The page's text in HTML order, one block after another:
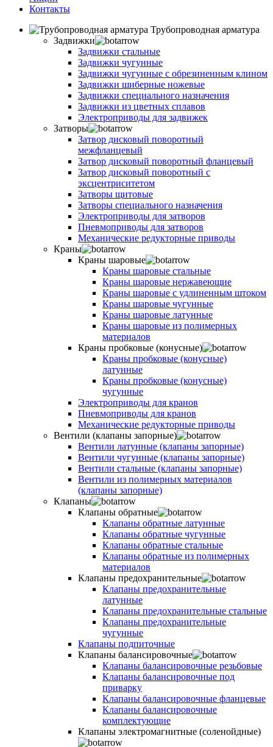
Контакты
Трубопроводная арматура
Задвижки
Задвижки стальные
Задвижки чугунные
Задвижки чугунные с обрезиненным клином
Задвижки шиберные ножевые
Задвижки специального назначения
Задвижки из цветных сплавов
Электроприводы для задвижек
Затворы
Затвор дисковый поворотный
межфланцевый
Затвор дисковый поворотный фланцевый
Затвор дисковый поворотный с
эксцентриситетом
Затворы щитовые
Затворы специального назначения
Электроприводы для затворов
Пневмоприводы для затворов
Механические редукторные приводы
Краны
Краны шаровые
Краны шаровые стальные
Краны шаровые нержавеющие
Краны шаровые с удлиненным штоком
Краны шаровые чугунные
Краны шаровые латунные
Краны шаровые из полимерных
материалов
Краны пробковые (конусные)
Краны пробковые (конусные)
латунные
Краны пробковые (конусные)
чугунные
Электроприводы для кранов
Пневмоприводы для кранов
Механические редукторные приводы
Вентили (клапаны запорные)
Вентили латунные (клапаны запорные)
Вентили чугунные (клапаны запорные)
Вентили стальные (клапаны запорные)
Вентили из полимерных материалов
(клапаны запорные)
Клапаны
Клапаны обратные
Клапаны обратные латунные
Клапаны обратные чугунные
Клапаны обратные стальные
Клапаны обратные из полимерных
материалов
Клапаны предохранительные
Клапаны предохранительные
латунные
Клапаны предохранительные стальные
Клапаны предохранительные
чугунные
Клапаны подпиточные
Клапаны балансировочные
Клапаны балансировочные резьбовые
Клапаны балансировочные под
приварку
Клапаны балансировочные фланцевые
Клапаны балансировочные
комплектующие
Клапаны электромагнитные (соленойдные)